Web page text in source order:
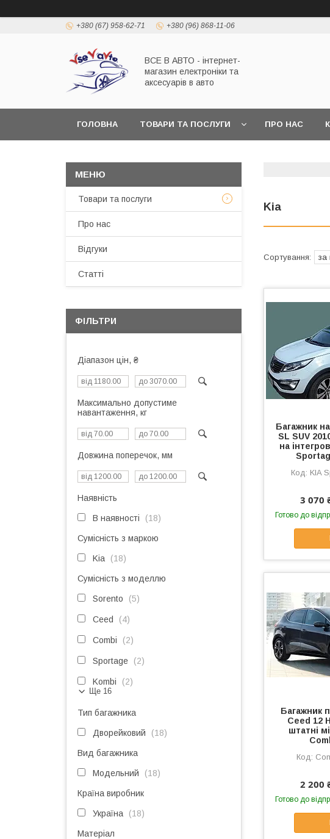
+380 (67) 958-62-71 +380 (96) 868-11-06
ВСЕ В АВТО - інтернет-
магазин електроніки та
аксесуарів в авто
ГОЛОВНА ТОВАРИ ТА ПОСЛУГИ ПРО НАС
Kia
Багажник
SL SUV
на
KIA
3 070
Готово до
Багажник
Ceed 12
штатні
2 200
Готово до
Товари та послуги
Про нас
Відгуки
Статті
ФІЛЬТРИ
Діапазон цін, ₴
Максимально допустиме
навантаження, кг
Довжина поперечок, мм
Наявність
В наявності 18
Сумісність з маркою
Kia 18
Сумісність з моделлю
Sorento 5
Ceed 4
Combi 2
Sportage 2
Kombi 2
Ще 16
Тип багажника
Дворейковий 18
Вид багажника
Модельний 18
Країна виробник
Україна 18
Матеріал